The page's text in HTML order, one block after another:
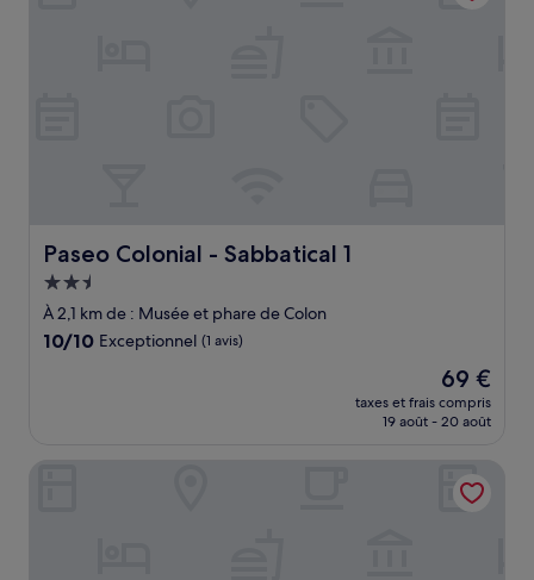
Paseo Colonial - Sabbatical 1
Paseo Colonial - Sabbatical 1
Hébergement
2.5 étoiles
À 2,1 km de : Musée et phare de Colon
10.0
10/10 Exceptionnel (1 avis)
Le
nouveau
prix
de
69 €
69 €
taxes et frais compris
19 août - 20 août